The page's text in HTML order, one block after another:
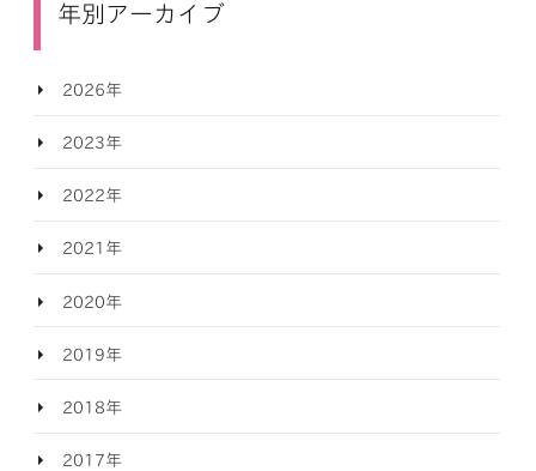
年別アーカイブ
2026年
2023年
2022年
2021年
2020年
2019年
2018年
2017年